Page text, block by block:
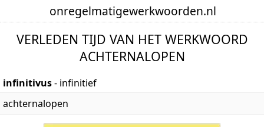
onregelmatigewerkwoorden.nl
VERLEDEN TIJD VAN HET WERKWOORD
ACHTERNALOPEN
infinitivus- infinitief
achternalopen